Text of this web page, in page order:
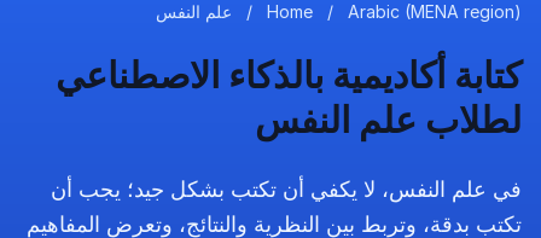
Home / Arabic (MENA region)
/ علم النفس
كتابة أكاديمية بالذكاء الاصطناعي
لطلاب علم النفس
في علم النفس، لا يكفي أن تكتب بشكل جيد؛ يجب أن
تكتب بدقة، وتربط بين النظرية والنتائج، وتعرض المفاهيم